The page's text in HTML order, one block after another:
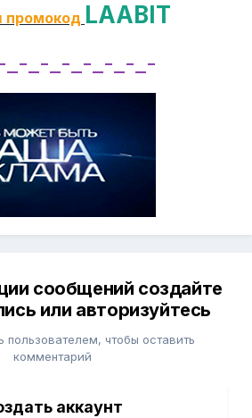
промокод LAABIT
_-_-_-_-_-_-
сообщений создайте
или авторизуйтесь
чтобы оставить
комментарий
аккаунт